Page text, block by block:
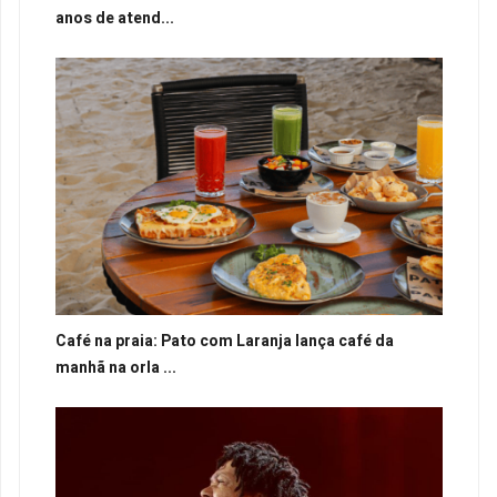
anos de atend...
Café na praia: Pato com Laranja lança café da
manhã na orla ...